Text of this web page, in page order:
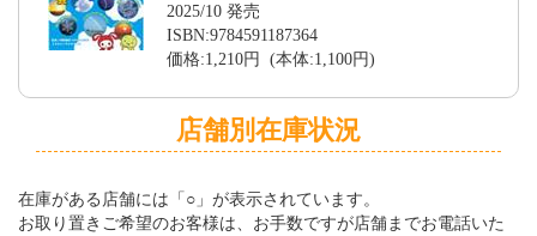
2025/10 発売
ISBN:9784591187364
価格:1,210円 (本体:1,100円)
店舗別在庫状況
在庫がある店舗には「○」が表示されています。
お取り置きご希望のお客様は、お手数ですが店舗までお電話いた